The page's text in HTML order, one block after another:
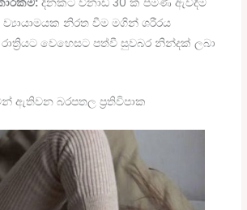
නිරත වීම මගින් ශරීරය
වෙහෙසට පත්වී සුවබර නින්දක් ලබා
ඇතිවන බරපතල ප්‍රතිවිපාක